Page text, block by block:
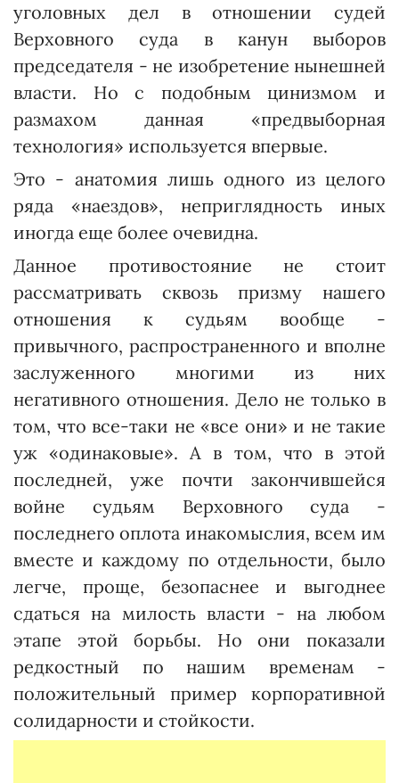
уголовных дел в отношении судей
Верховного суда в канун выборов
председателя - не изобретение нынешней
власти. Но с подобным цинизмом и
размахом данная «предвыборная
технология» используется впервые.
Это - анатомия лишь одного из целого
ряда «наездов», неприглядность иных
иногда еще более очевидна.
Данное противостояние не стоит
рассматривать сквозь призму нашего
отношения к судьям вообще -
привычного, распространенного и вполне
заслуженного многими из них
негативного отношения. Дело не только в
том, что все-таки не «все они» и не такие
уж «одинаковые». А в том, что в этой
последней, уже почти закончившейся
войне судьям Верховного суда -
последнего оплота инакомыслия, всем им
вместе и каждому по отдельности, было
легче, проще, безопаснее и выгоднее
сдаться на милость власти - на любом
этапе этой борьбы. Но они показали
редкостный по нашим временам -
положительный пример корпоративной
солидарности и стойкости.